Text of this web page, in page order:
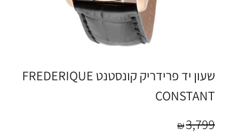
שעון יד פרידריק קונסטנט FREDERIQUE
CONSTANT
₪3,799